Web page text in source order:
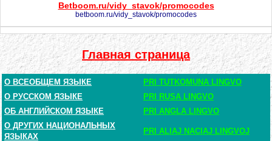
Betboom.ru/vidy_stavok/promocodes
betboom.ru/vidy_stavok/promocodes
Главная страница
О ВСЕОБЩЕМ ЯЗЫКЕ
PRI TUTKOMUNA LINGVO
О РУССКОМ ЯЗЫКЕ
PRI RUSA LINGVO
ОБ АНГЛИЙСКОМ ЯЗЫКЕ
PRI ANGLA LINGVO
О ДРУГИХ НАЦИОНАЛЬНЫХ
ЯЗЫКАХ
PRI ALIAJ NACIAJ LINGVOJ